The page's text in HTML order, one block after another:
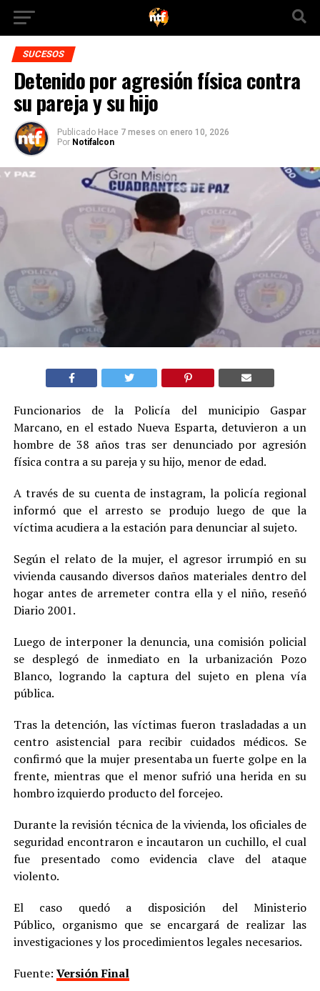
SUCESOS
Detenido por agresión física contra
su pareja y su hijo
Publicado Hace 7 meses on enero 10, 2026
Por Notifalcon
Funcionarios de la Policía del municipio Gaspar
Marcano, en el estado Nueva Esparta, detuvieron a un
hombre de 38 años tras ser denunciado por agresión
física contra a su pareja y su hijo, menor de edad.
A través de su cuenta de instagram, la policía regional
informó que el arresto se produjo luego de que la
víctima acudiera a la estación para denunciar al sujeto.
Según el relato de la mujer, el agresor irrumpió en su
vivienda causando diversos daños materiales dentro del
hogar antes de arremeter contra ella y el niño, reseñó
Diario 2001.
Luego de interponer la denuncia, una comisión policial
se desplegó de inmediato en la urbanización Pozo
Blanco, logrando la captura del sujeto en plena vía
pública.
Tras la detención, las víctimas fueron trasladadas a un
centro asistencial para recibir cuidados médicos. Se
confirmó que la mujer presentaba un fuerte golpe en la
frente, mientras que el menor sufrió una herida en su
hombro izquierdo producto del forcejeo.
Durante la revisión técnica de la vivienda, los oficiales de
seguridad encontraron e incautaron un cuchillo, el cual
fue presentado como evidencia clave del ataque
violento.
El caso quedó a disposición del Ministerio
Público, organismo que se encargará de realizar las
investigaciones y los procedimientos legales necesarios.
Fuente: Versión Final